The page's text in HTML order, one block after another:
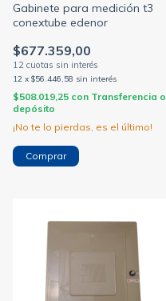
Gabinete para medición t3
conextube edenor
$677.359,00
12 x $56.446,58 sin interés
$508.019,25 con Transferencia o
depósito
¡No te lo pierdas, es el último!